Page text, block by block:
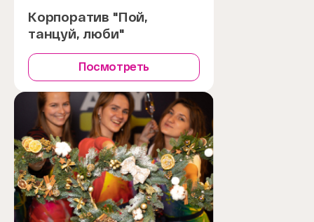
Корпоратив "Пой,
танцуй, люби"
Посмотреть